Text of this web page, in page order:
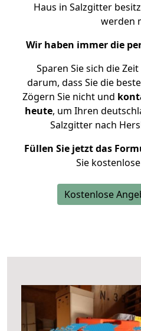
Haus in Salzgitter
werden
Wir haben immer die
Sparen Sie sich die
darum, dass Sie die
Zögern Sie nicht und
heute, um Ihren
Salzgitter nach
Füllen Sie jetzt das
Sie
Kostenlose